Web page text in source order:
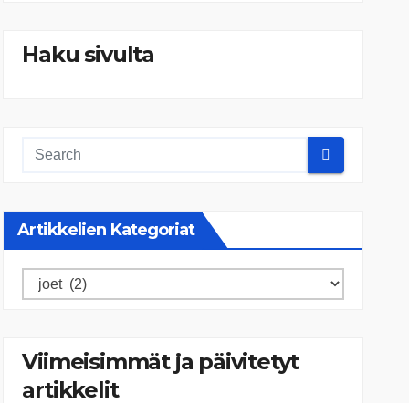
Haku sivulta
Artikkelien Kategoriat
Artikkelien
Viimeisimmät ja päivitetyt
artikkelit